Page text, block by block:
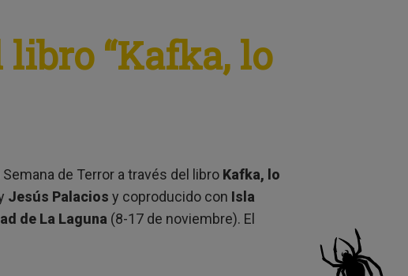
“Kafka, lo
de Terror a través del libro Kafka, lo
Jesús Palacios y coproducido con Isla
de La Laguna (8-17 de noviembre). El